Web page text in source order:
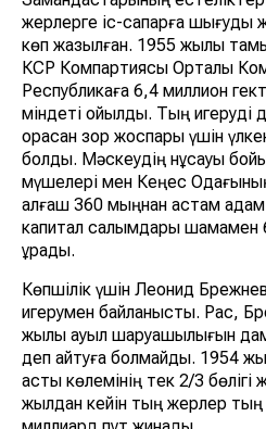
жерлерге іс-сапарға шығуды
көп жазылған. 1955 жылы
КСР Компартиясы Орталық
Республикаға 6,4 миллион
міндеті қойылды. Тың
орасан зор жоспары үшін
болды. Мәскеудің нұсқауы
мүшелері мен Кеңес Одағының
алғаш 360 мыңнан астам адам
капитал салымдары шамамен
құрады.
Көпшілік үшін Леонид
игерумен байланысты. Рас,
жылы ауыл шаруашылығын
деп айтуға болмайды. 1954
астық көлемінің тек 2/3
жылдан кейін тың жерлер